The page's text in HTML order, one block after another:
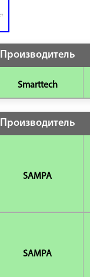
Производитель
Smarttech
Производитель
SAMPA
SAMPA